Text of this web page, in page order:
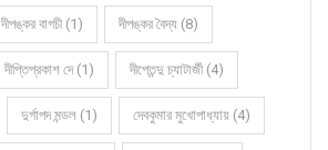
দীপঙ্কর বাগচী (1) দীপঙ্কর বৈদ্য (8)
দীপ্তিপ্রকাশ দে (1) দীপ্তেন্দু চ্যাটার্জী (4)
দুর্গাপদ মন্ডল (1) দেবকুমার মুখোপাধ্যায় (4)